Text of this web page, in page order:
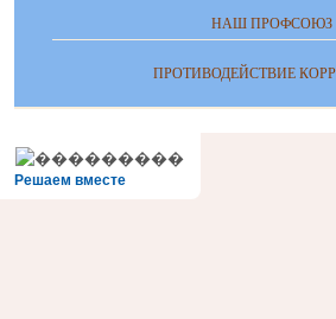
НАШ ПРОФСОЮЗ
ПРОТИВОДЕЙСТВИЕ
Решаем вместе